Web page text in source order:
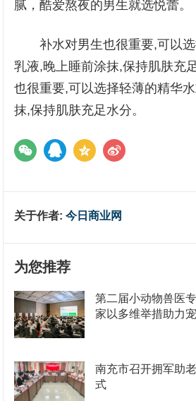
腻，酷爱熬夜的男生就选悦蕾。
补水对男生也很重要,可以选
乳液,晚上睡前涂抹,保持肌肤充
也很重要,可以选择轻薄的精华
抹,保持肌肤充足水分。
关于作者:今日商业网
为您推荐
第二届小动物兽医
家以多维举措助力
南充市召开拥军助
式